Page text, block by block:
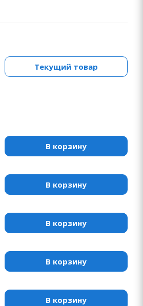
Текущий товар
В корзину
В корзину
В корзину
В корзину
В корзину